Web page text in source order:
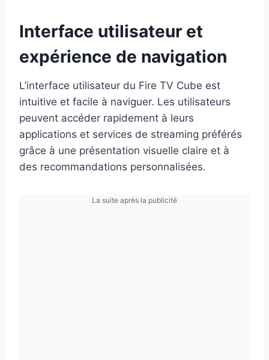
Interface utilisateur et
expérience de navigation
L’interface utilisateur du Fire TV Cube est
intuitive et facile à naviguer. Les utilisateurs
peuvent accéder rapidement à leurs
applications et services de streaming préférés
grâce à une présentation visuelle claire et à
des recommandations personnalisées.
La suite après la publicité